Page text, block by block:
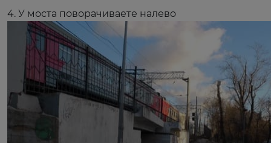
4. У моста поворачиваете налево